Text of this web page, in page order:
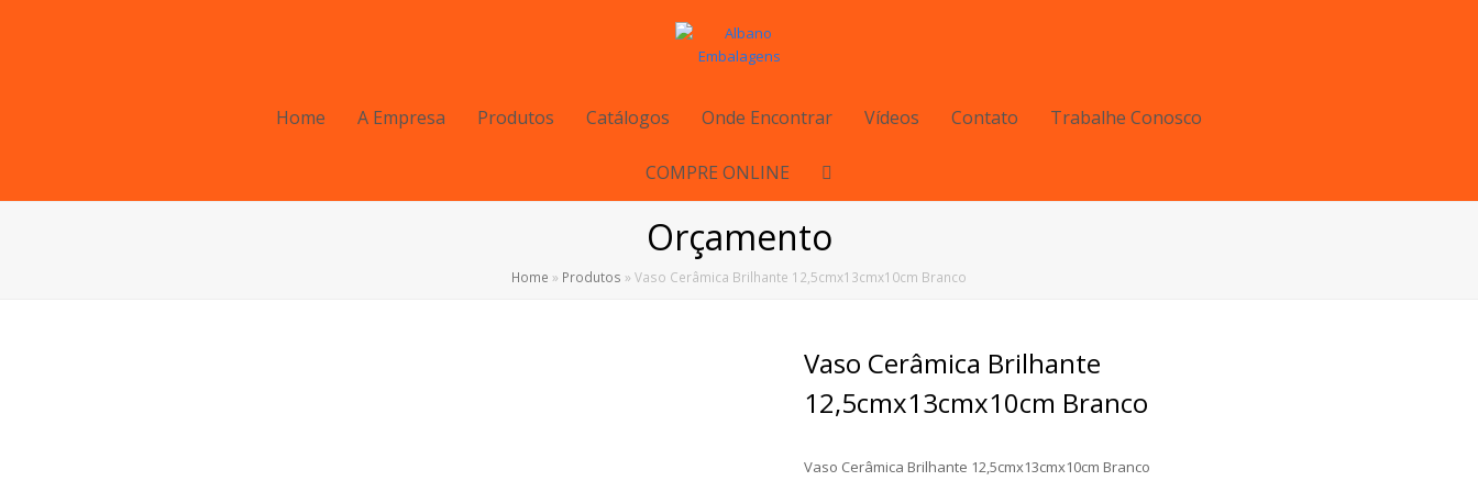
Home A Empresa Produtos Catálogos Onde Encontrar Vídeos Contato Trabalhe Conosco
COMPRE ONLINE
Orçamento
Home » Produtos » Vaso Cerâmica Brilhante 12,5cmx13cmx10cm Branco
Vaso Cerâmica Brilhante
12,5cmx13cmx10cm Branco
Vaso Cerâmica Brilhante 12,5cmx13cmx10cm Branco